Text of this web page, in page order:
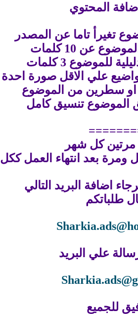
المحتوي
مرتين كل شهر
ومرة بعد انتهاء العمل ككل
اضافة البريد التالي
طلباتكم
علي البريد
للجميع